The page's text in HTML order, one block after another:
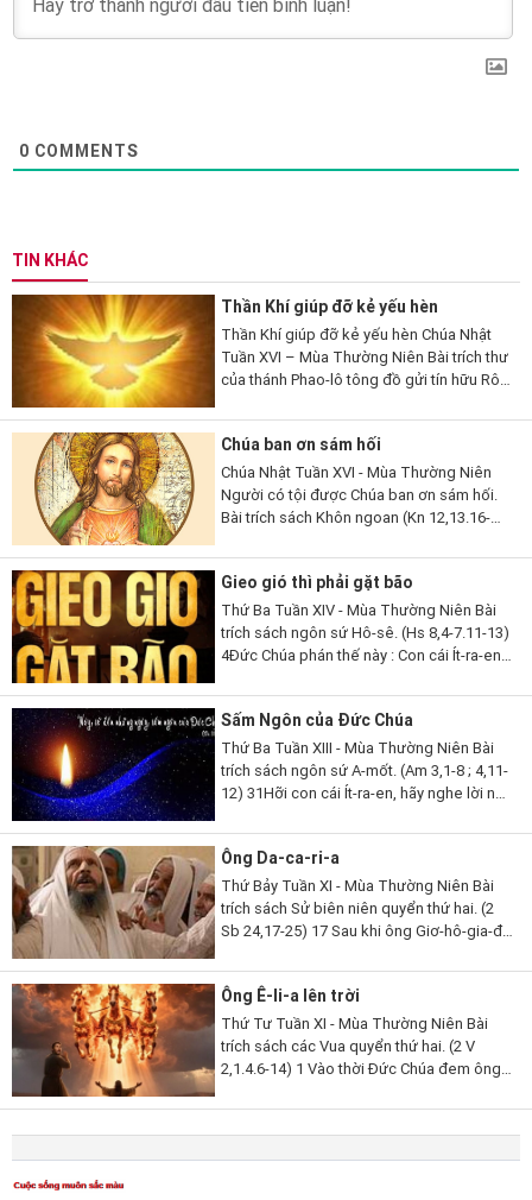
0 COMMENTS
TIN KHÁC
Thần Khí giúp đỡ kẻ yếu hèn
Thần Khí giúp đỡ kẻ yếu hèn Chúa Nhật
Tuần XVI – Mùa Thường Niên Bài trích thư
của thánh Phao-lô tông đồ gửi tín hữu Rô-
Thần Khí giúp đỡ chúng ta là...
Chúa ban ơn sám hối
Chúa Nhật Tuần XVI - Mùa Thường Niên
Người có tội được Chúa ban ơn sám hối.
Bài trích sách Khôn ngoan (Kn 12,13.16-
chẳng còn thần nào khác để Ngài phải
chứng tỏ...
Gieo gió thì phải gặt bão
Thứ Ba Tuần XIV - Mùa Thường Niên Bài
trích sách ngôn sứ Hô-sê. (Hs 8,4-7.11-13)
4Đức Chúa phán thế này : Con cái Ít-ra-en
tôn làm lãnh tụ kẻ Ta không biết,...
Sấm Ngôn của Đức Chúa
Thứ Ba Tuần XIII - Mùa Thường Niên Bài
trích sách ngôn sứ A-mốt. (Am 3,1-8 ; 4,11-
12) 31Hỡi con cái Ít-ra-en, hãy nghe lời này,
cáo toàn thể thị...
Ông Da-ca-ri-a
Thứ Bảy Tuần XI - Mùa Thường Niên Bài
trích sách Sử biên niên quyển thứ hai. (2
Sb 24,17-25) 17 Sau khi ông Giơ-hô-gia-đa
nhà vua và lúc ấy nhà vua...
Ông Ê-li-a lên trời
Thứ Tư Tuần XI - Mùa Thường Niên Bài
trích sách các Vua quyển thứ hai. (2 V
2,1.4.6-14) 1 Vào thời Đức Chúa đem ông
và ông Ê-li-sa rời Ghin-gan. 4 Các...